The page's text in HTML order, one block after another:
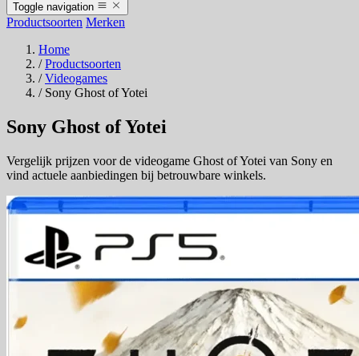
Toggle navigation
Productsoorten Merken
Home
/ Productsoorten
/ Videogames
/ Sony Ghost of Yotei
Sony Ghost of Yotei
Vergelijk prijzen voor de videogame Ghost of Yotei van Sony en
vind actuele aanbiedingen bij betrouwbare winkels.